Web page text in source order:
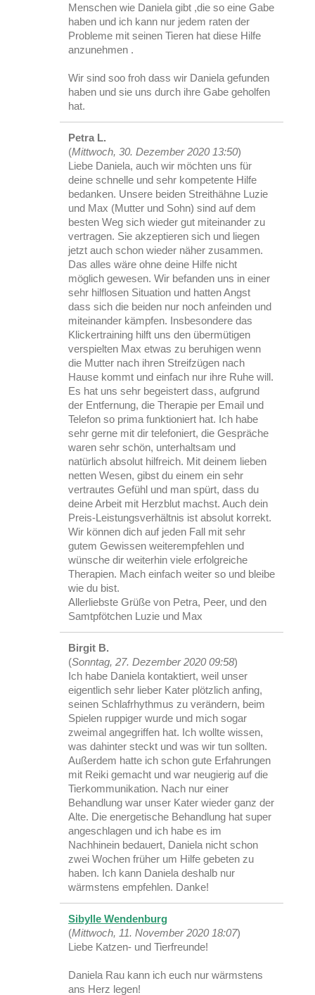
Menschen wie Daniela gibt ,die so eine Gabe
haben und ich kann nur jedem raten der
Probleme mit seinen Tieren hat diese Hilfe
anzunehmen .
Wir sind soo froh dass wir Daniela gefunden
haben und sie uns durch ihre Gabe geholfen
hat.
Petra L.
(Mittwoch, 30. Dezember 2020 13:50)
Liebe Daniela, auch wir möchten uns für
deine schnelle und sehr kompetente Hilfe
bedanken. Unsere beiden Streithähne Luzie
und Max (Mutter und Sohn) sind auf dem
besten Weg sich wieder gut miteinander zu
vertragen. Sie akzeptieren sich und liegen
jetzt auch schon wieder näher zusammen.
Das alles wäre ohne deine Hilfe nicht
möglich gewesen. Wir befanden uns in einer
sehr hilflosen Situation und hatten Angst
dass sich die beiden nur noch anfeinden und
miteinander kämpfen. Insbesondere das
Klickertraining hilft uns den übermütigen
verspielten Max etwas zu beruhigen wenn
die Mutter nach ihren Streifzügen nach
Hause kommt und einfach nur ihre Ruhe will.
Es hat uns sehr begeistert dass, aufgrund
der Entfernung, die Therapie per Email und
Telefon so prima funktioniert hat. Ich habe
sehr gerne mit dir telefoniert, die Gespräche
waren sehr schön, unterhaltsam und
natürlich absolut hilfreich. Mit deinem lieben
netten Wesen, gibst du einem ein sehr
vertrautes Gefühl und man spürt, dass du
deine Arbeit mit Herzblut machst. Auch dein
Preis-Leistungsverhältnis ist absolut korrekt.
Wir können dich auf jeden Fall mit sehr
gutem Gewissen weiterempfehlen und
wünsche dir weiterhin viele erfolgreiche
Therapien. Mach einfach weiter so und bleibe
wie du bist.
Allerliebste Grüße von Petra, Peer, und den
Samtpfötchen Luzie und Max
Birgit B.
(Sonntag, 27. Dezember 2020 09:58)
Ich habe Daniela kontaktiert, weil unser
eigentlich sehr lieber Kater plötzlich anfing,
seinen Schlafrhythmus zu verändern, beim
Spielen ruppiger wurde und mich sogar
zweimal angegriffen hat. Ich wollte wissen,
was dahinter steckt und was wir tun sollten.
Außerdem hatte ich schon gute Erfahrungen
mit Reiki gemacht und war neugierig auf die
Tierkommunikation. Nach nur einer
Behandlung war unser Kater wieder ganz der
Alte. Die energetische Behandlung hat super
angeschlagen und ich habe es im
Nachhinein bedauert, Daniela nicht schon
zwei Wochen früher um Hilfe gebeten zu
haben. Ich kann Daniela deshalb nur
wärmstens empfehlen. Danke!
Sibylle Wendenburg
(Mittwoch, 11. November 2020 18:07)
Liebe Katzen- und Tierfreunde!
Daniela Rau kann ich euch nur wärmstens
ans Herz legen!